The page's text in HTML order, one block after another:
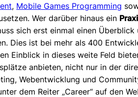
, Mobile Games Programming
Wer darüber hinaus ein
sich erst einmal einen
Dies ist bei mehr als 400
Einblick in dieses weite Feld
anbieten, nicht nur in der
Webentwicklung und
dem Reiter „Career“ auf den